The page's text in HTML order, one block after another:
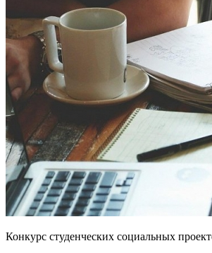
Конкурс студенческих социальных